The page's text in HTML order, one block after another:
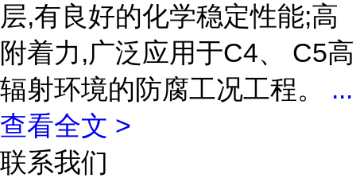
层,有良好的化学稳定性能;高
附着力,广泛应用于C4、 C5高
辐射环境的防腐工况工程。 ...
查看全文 >
联系我们